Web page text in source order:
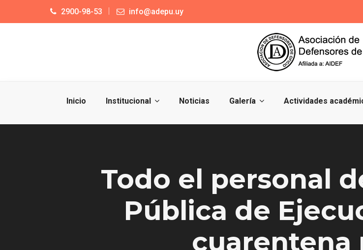
2900-98-53 info@adepu.uy
Inicio Institucional Noticias Galería Actividades
Todo el personal
Pública de
cuarentena